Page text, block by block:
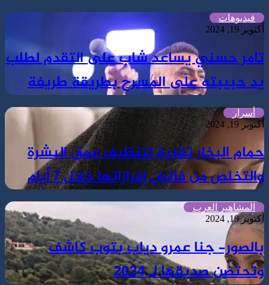
فيديوهات
أكتوبر 19, 2024
تامر حسني يساعد شاب على التقدم لطلب
يد حبيبته على المسرح بطريقة طريفة
أسرار
أكتوبر 19, 2024
حمام البخار تقنية لتنظيف عمق البشرة
والتخلص من فائض إفرازاتها خلال 7 أيام
المشاهير العرب
أكتوبر 19, 2024
بالصور- جنا عمرو دياب بتوب كاشف
وتحتضن صديقها لـ 2024